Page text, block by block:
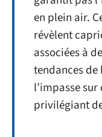
en plein air.
révèlent
associées à
tendances de
l’impasse
privilégiant